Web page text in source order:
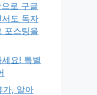
로 구글
도 독자
포스팅을
요! 특별
가, 알아